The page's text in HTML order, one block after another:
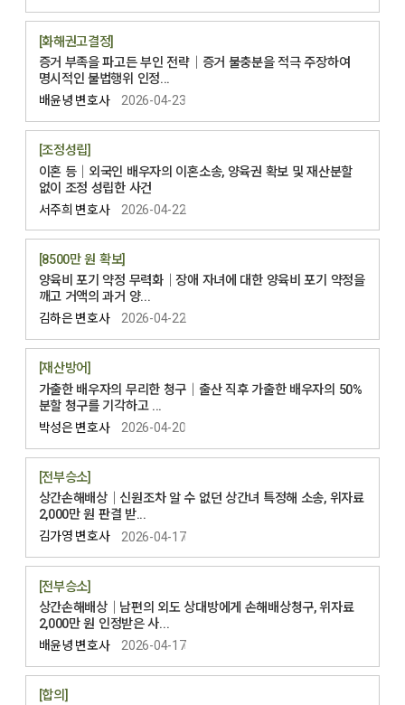
[화해권고결정]
증거 부족을 파고든 부인 전략│증거 불충분을 적극 주장하여
명시적인 불법행위 인정...
배윤녕 변호사 2026-04-23
[조정성립]
이혼 등│외국인 배우자의 이혼소송, 양육권 확보 및 재산분할
없이 조정 성립한 사건
서주희 변호사 2026-04-22
[8500만 원 확보]
양육비 포기 약정 무력화│장애 자녀에 대한 양육비 포기 약정을
깨고 거액의 과거 양...
김하은 변호사 2026-04-22
[재산방어]
가출한 배우자의 무리한 청구│출산 직후 가출한 배우자의 50%
분할 청구를 기각하고 ...
박성은 변호사 2026-04-20
[전부승소]
상간손해배상│신원조차 알 수 없던 상간녀 특정해 소송, 위자료
2,000만 원 판결 받...
김가영 변호사 2026-04-17
[전부승소]
상간손해배상│남편의 외도 상대방에게 손해배상청구, 위자료
2,000만 원 인정받은 사...
배윤녕 변호사 2026-04-17
[합의]